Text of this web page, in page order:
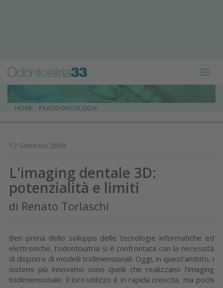
HOME - PARODONTOLOGIA
12 Gennaio 2009
L'imaging dentale 3D:
potenzialità e limiti
di Renato Torlaschi
Ben prima dello sviluppo delle tecnologie informatiche ed
elettroniche, l’odontoiatria si è confrontata con la necessità
di disporre di modelli tridimensionali. Oggi, in quest’ambito, i
sistemi più innovativi sono quelli che realizzano l’imaging
tridimensionale. Il loro utilizzo è in rapida crescita, ma pochi